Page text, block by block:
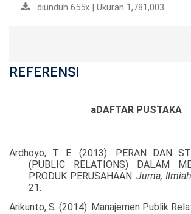
diunduh 655x | Ukuran 1,781,003
REFERENSI
aDAFTAR PUSTAKA
Ardhoyo, T. E. (2013). PERAN DAN
(PUBLIC RELATIONS) DALAM
PRODUK PERUSAHAAN.Jurna;
21.
Arikunto, S. (2014). Manajemen Publik